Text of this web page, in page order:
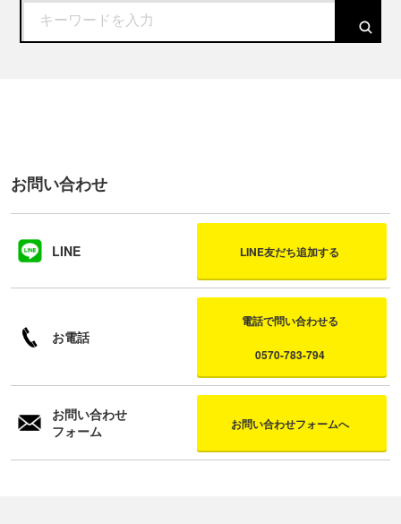
お問い合わせ
LINE LINE友だち追加する
お電話
電話で問い合わせる
0570-783-794
お問い合わせ
フォーム
お問い合わせフォームへ